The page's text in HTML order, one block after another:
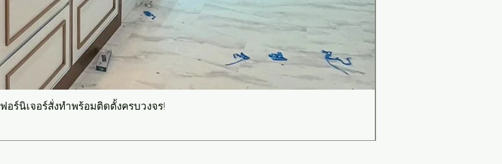
ร์นิเจอร์สั่งทำพร้อมติดตั้งครบวงจร!